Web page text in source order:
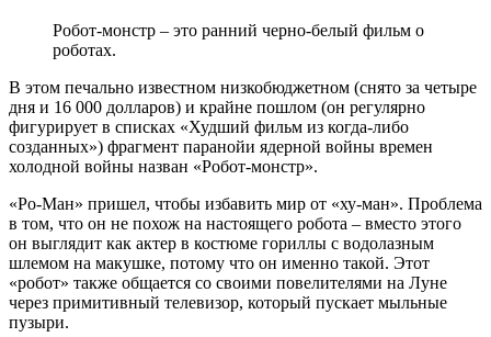
Робот-монстр – это ранний черно-белый фильм о
роботах.
В этом печально известном низкобюджетном (снято за четыре
дня и 16 000 долларов) и крайне пошлом (он регулярно
фигурирует в списках «Худший фильм из когда-либо
созданных») фрагмент паранойи ядерной войны времен
холодной войны назван «Робот-монстр».
«Ро-Ман» пришел, чтобы избавить мир от «ху-ман». Проблема
в том, что он не похож на настоящего робота – вместо этого
он выглядит как актер в костюме гориллы с водолазным
шлемом на макушке, потому что он именно такой. Этот
«робот» также общается со своими повелителями на Луне
через примитивный телевизор, который пускает мыльные
пузыри.